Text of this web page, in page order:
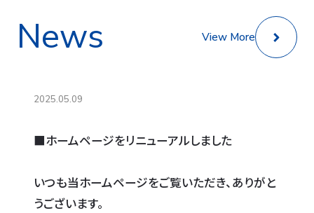
News View More
2025.05.09
■ホームページをリニューアルしました
いつも当ホームページをご覧いただき、ありがと
うございます。